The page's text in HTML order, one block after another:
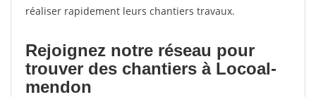
réaliser rapidement leurs chantiers travaux.
Rejoignez notre réseau pour
trouver des chantiers à Locoal-
mendon